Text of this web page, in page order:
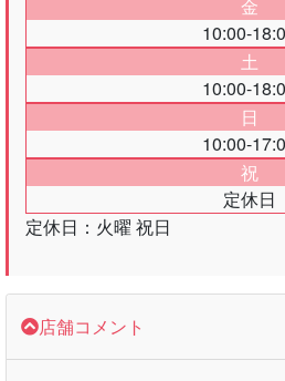
金
10:00-
土
10:00-
日
10:00-
祝
定休日
定休日：火曜 祝日
店舗コメント